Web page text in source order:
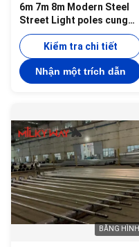
6m 7m 8m Modern Steel
Street Light poles cung
cấp chiều cao tối ưu và ổn
định cho ánh sáng hiệu
quả trong đường phố
thành phố và không gian
công cộng
Kiểm tra chi tiết
Nhận một trích dẫn
BĂNG HÌNH